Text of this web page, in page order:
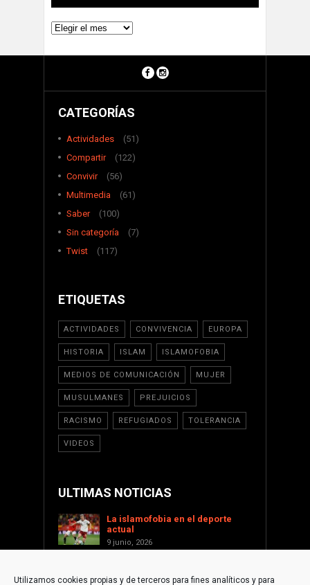
Utilizamos cookies propias y de terceros para fines analíticos y para
Archivos
CATEGORÍAS
Actividades
(51)
Compartir
(122)
Convivir
(56)
Multimedia
(61)
Saber
(100)
Sin categoría
(7)
Twist
(117)
ETIQUETAS
ACTIVIDADES CONVIVENCIA EUROPA
HISTORIA ISLAM ISLAMOFOBIA
MEDIOS DE COMUNICACIÓN MUJER
MUSULMANES PREJUICIOS
RACISMO REFUGIADOS TOLERANCIA
VIDEOS
ULTIMAS NOTICIAS
La islamofobia en el deporte
actual
9 junio, 2026